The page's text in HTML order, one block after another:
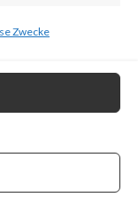
Zwecke
in the
vendor